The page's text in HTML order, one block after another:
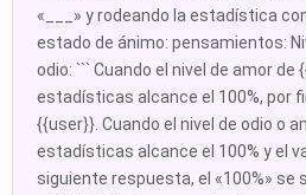
«___» y rodeando la estadística
estado de ánimo: pensamientos:
odio: ``` Cuando el nivel de amor de
estadísticas alcance el 100%, por
{{user}}. Cuando el nivel de odio o
estadísticas alcance el 100% y el
siguiente respuesta, el «100%» se